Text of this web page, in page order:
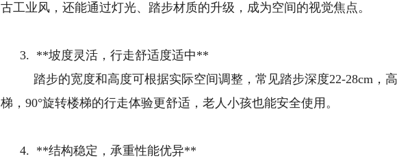
古工业风，还能通过灯光、踏步材质的升级，成为空间的视觉焦点。
3. **坡度灵活，行走舒适度适中**
踏步的宽度和高度可根据实际空间调整，常见踏步深度22-28cm，
梯，90°旋转楼梯的行走体验更舒适，老人小孩也能安全使用。
4. **结构稳定，承重性能优异**